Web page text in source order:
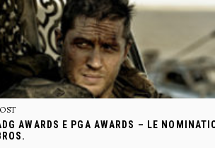
AWARDS E PGA AWARDS – LE